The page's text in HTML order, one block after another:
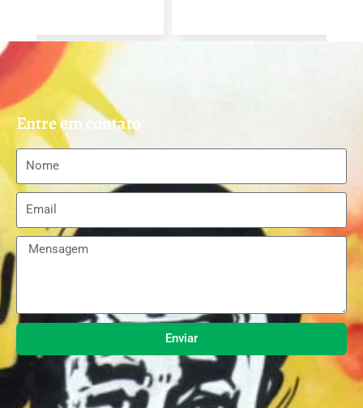
Entre em contato
Enviar